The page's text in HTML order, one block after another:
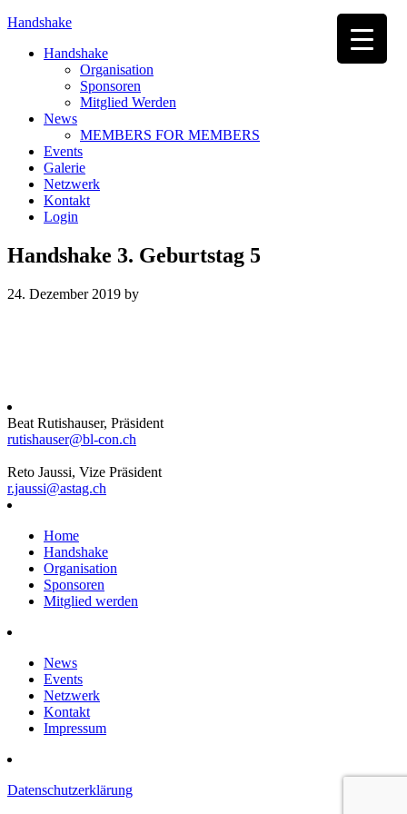
Handshake
Handshake
Organisation
Sponsoren
Mitglied Werden
News
MEMBERS FOR MEMBERS
Events
Galerie
Netzwerk
Kontakt
Login
Handshake 3. Geburtstag 5
24. Dezember 2019 by
Beat Rutishauser, Präsident
rutishauser@bl-con.ch
Reto Jaussi, Vize Präsident
r.jaussi@astag.ch
Home
Handshake
Organisation
Sponsoren
Mitglied werden
News
Events
Netzwerk
Kontakt
Impressum
Datenschutzerklärung